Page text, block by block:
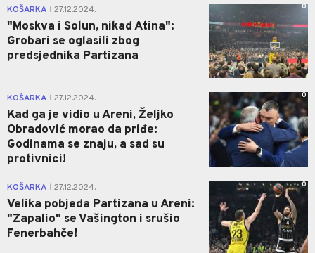
KOŠARKA 27.12.2024.
"Moskva i Solun, nikad Atina":
Grobari se oglasili zbog
predsjednika Partizana
0
KOŠARKA 27.12.2024.
Kad ga je vidio u Areni, Željko
Obradović morao da priđe:
Godinama se znaju, a sad su
protivnici!
0
KOŠARKA 27.12.2024.
Velika pobjeda Partizana u Areni:
"Zapalio" se Vašington i srušio
Fenerbahče!
0